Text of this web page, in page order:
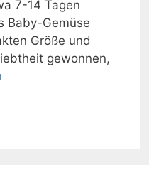
7-14 Tagen
Baby-Gemüse
Größe und
gewonnen,